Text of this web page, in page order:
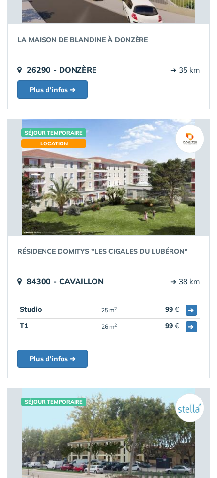
LA MAISON DE BLANDINE À DONZÈRE
26290 - DONZÈRE ➔ 35 km
Plus d'infos ➔
SÉJOUR TEMPORAIRE
LOCATION
RÉSIDENCE DOMITYS "LES CIGALES DU LUBÉRON"
84300 - CAVAILLON ➔ 38 km
Studio 25 m2 99 €
➔
T1
26 m2 99 € ➔
Plus d'infos ➔
SÉJOUR TEMPORAIRE